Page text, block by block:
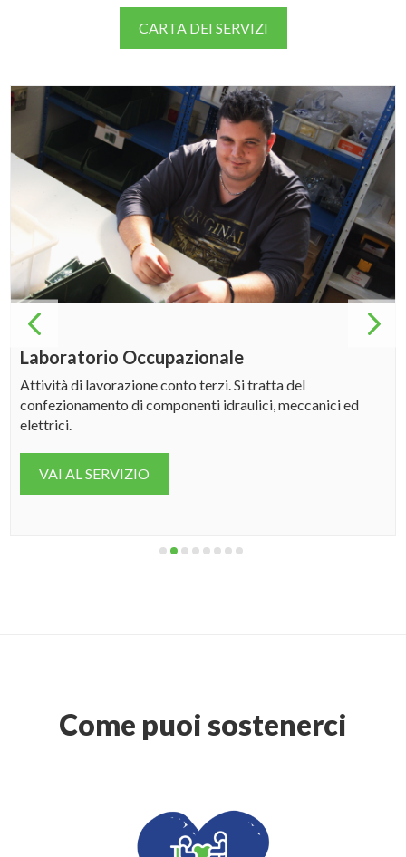
CARTA DEI SERVIZI
Laboratorio Occupazionale
Attività di lavorazione conto terzi. Si tratta del
confezionamento di componenti idraulici, meccanici ed
elettrici.
VAI AL SERVIZIO
Come puoi sostenerci